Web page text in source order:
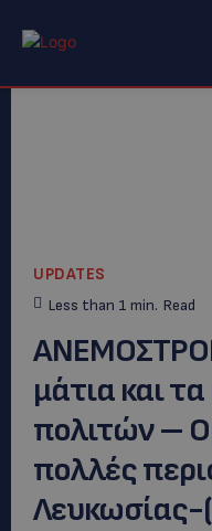
UPDATES
Less than 1 min. Read
μάτια και
πολιτών –
πολλές
Λευκωσίας-